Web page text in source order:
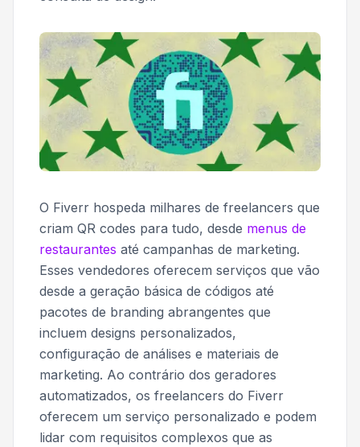
O Fiverr hospeda milhares de freelancers que
criam QR codes para tudo, desde menus de
restaurantes até campanhas de marketing.
Esses vendedores oferecem serviços que vão
desde a geração básica de códigos até
pacotes de branding abrangentes que
incluem designs personalizados,
configuração de análises e materiais de
marketing. Ao contrário dos geradores
automatizados, os freelancers do Fiverr
oferecem um serviço personalizado e podem
lidar com requisitos complexos que as